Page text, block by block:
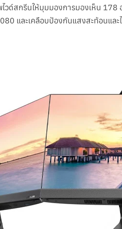
วด์สกรีนให้มุมมองการมองเห็น 178
และเคลือบป้องกันแสงสะท้อนและ